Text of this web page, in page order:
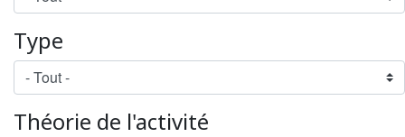
Type
Théorie de l'activité